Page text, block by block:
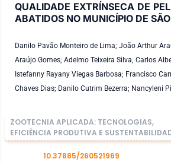
QUALIDADE EXTRÍNSECA DE
ABATIDOS NO MUNICÍPIO DE
Danilo Pavão Monteiro de Lima; João Arthur
Araújo Gomes; Adelmo Teixeira Silva; Carlos
Istefanny Rayany Viegas Barbosa; Francisco
Chaves Dias; Danilo Cutrim Bezerra; Nancyleni
ZOOTECNIA APLICADA: TECNOLOGIAS,
EFICIÊNCIA PRODUTIVA E
10.37885/260521969